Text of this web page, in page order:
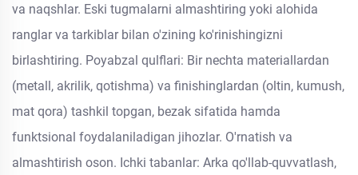
va naqshlar. Eski tugmalarni almashtiring yoki alohida
ranglar va tarkiblar bilan o'zining ko'rinishingizni
birlashtiring. Poyabzal qulflari: Bir nechta materiallardan
(metall, akrilik, qotishma) va finishinglardan (oltin, kumush,
mat qora) tashkil topgan, bezak sifatida hamda
funktsional foydalaniladigan jihozlar. O'rnatish va
almashtirish oson. Ichki tabanlar: Arka qo'llab-quvvatlash,